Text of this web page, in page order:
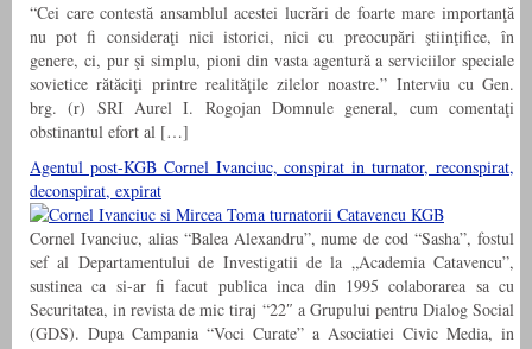
“Cei care contestă ansamblul acestei lucrări de foarte mare importanţă
nu pot fi consideraţi nici istorici, nici cu preocupări ştiinţifice, în
genere, ci, pur şi simplu, pioni din vasta agentură a serviciilor speciale
sovietice rătăciţi printre realităţile zilelor noastre.” Interviu cu Gen.
brg. (r) SRI Aurel I. Rogojan Domnule general, cum comentaţi
obstinantul efort al […]
Agentul post-KGB Cornel Ivanciuc, conspirat in turnator, reconspirat,
deconspirat, expirat
Cornel Ivanciuc, alias “Balea Alexandru”, nume de cod “Sasha”, fostul
sef al Departamentului de Investigatii de la „Academia Catavencu”,
sustinea ca si-ar fi facut publica inca din 1995 colaborarea sa cu
Securitatea, in revista de mic tiraj “22″ a Grupului pentru Dialog Social
(GDS). Dupa Campania “Voci Curate” a Asociatiei Civic Media, in